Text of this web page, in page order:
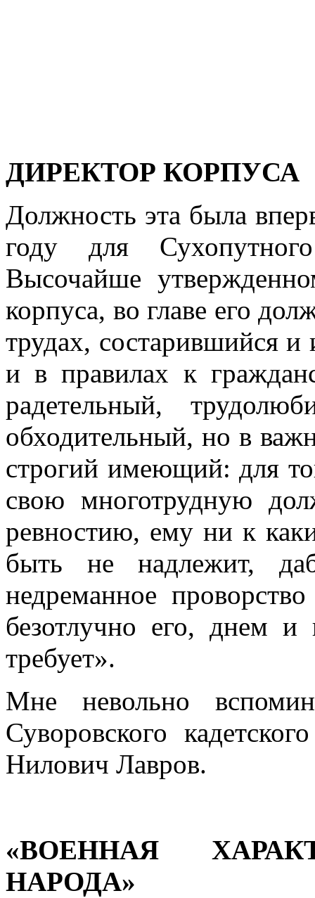
ДИРЕКТОР КОРПУСА
Должность эта была
году для
Высочайше
корпуса, во главе его
трудах, состарившийся и
и в правилах к
радетельный,
обходительный, но в
строгий име­ющий: для
свою многотрудную
ревностию, ему ни к
быть не надлежит,
недреманное
безотлучно его, днем
требует».
Мне невольно
Суворовского
Нилович Лавров.
«ВОЕННАЯ
НАРОДА»